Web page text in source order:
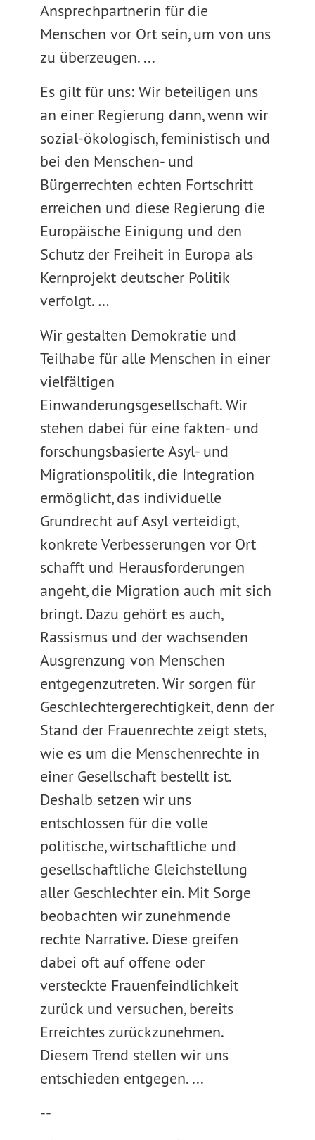
Ansprechpartnerin für die
Menschen vor Ort sein, um von uns
zu überzeugen. ...
Es gilt für uns: Wir beteiligen uns
an einer Regierung dann, wenn wir
sozial-ökologisch, feministisch und
bei den Menschen- und
Bürgerrechten echten Fortschritt
erreichen und diese Regierung die
Europäische Einigung und den
Schutz der Freiheit in Europa als
Kernprojekt deutscher Politik
verfolgt. …
Wir gestalten Demokratie und
Teilhabe für alle Menschen in einer
vielfältigen
Einwanderungsgesellschaft. Wir
stehen dabei für eine fakten- und
forschungsbasierte Asyl- und
Migrationspolitik, die Integration
ermöglicht, das individuelle
Grundrecht auf Asyl verteidigt,
konkrete Verbesserungen vor Ort
schafft und Herausforderungen
angeht, die Migration auch mit sich
bringt. Dazu gehört es auch,
Rassismus und der wachsenden
Ausgrenzung von Menschen
entgegenzutreten. Wir sorgen für
Geschlechtergerechtigkeit, denn der
Stand der Frauenrechte zeigt stets,
wie es um die Menschenrechte in
einer Gesellschaft bestellt ist.
Deshalb setzen wir uns
entschlossen für die volle
politische, wirtschaftliche und
gesellschaftliche Gleichstellung
aller Geschlechter ein. Mit Sorge
beobachten wir zunehmende
rechte Narrative. Diese greifen
dabei oft auf offene oder
versteckte Frauenfeindlichkeit
zurück und versuchen, bereits
Erreichtes zurückzunehmen.
Diesem Trend stellen wir uns
entschieden entgegen. ...
--